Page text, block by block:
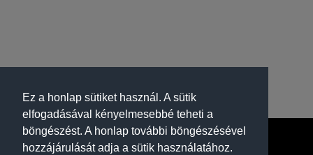
Ez a honlap sütiket használ. A sütik
elfogadásával kényelmesebbé teheti a
böngészést. A honlap további böngészésével
hozzájárulását adja a sütik használatához.